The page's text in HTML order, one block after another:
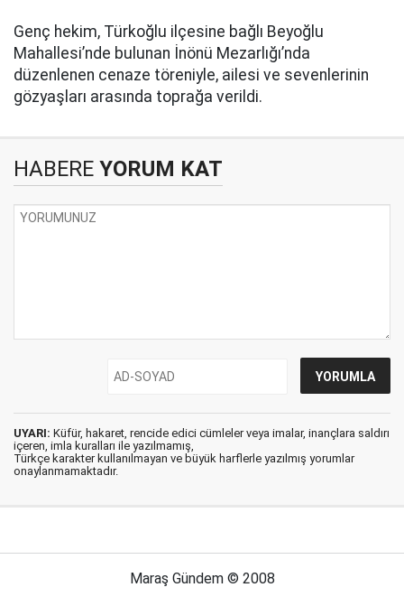
Genç hekim, Türkoğlu ilçesine bağlı Beyoğlu
Mahallesi’nde bulunan İnönü Mezarlığı’nda
düzenlenen cenaze töreniyle, ailesi ve sevenlerinin
gözyaşları arasında toprağa verildi.
HABERE YORUM KAT
UYARI: Küfür, hakaret, rencide edici cümleler veya imalar, inançlara saldırı
içeren, imla kuralları ile yazılmamış,
Türkçe karakter kullanılmayan ve büyük harflerle yazılmış yorumlar
onaylanmamaktadır.
Maraş Gündem © 2008